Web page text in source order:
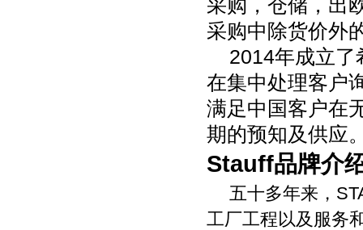
采购，仓储，出
采购中除货价外
2014年成立了
在集中处理客户
满足中国客户在
期的预知及供应
Stauff品牌介
五十多年来，
工厂工程以及服务